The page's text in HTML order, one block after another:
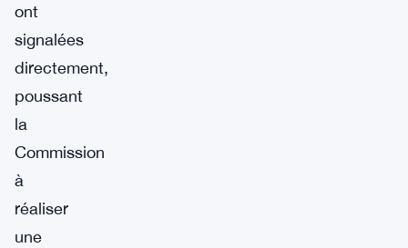
ont
signalées
directement,
poussant
la
Commission
à
réaliser
une